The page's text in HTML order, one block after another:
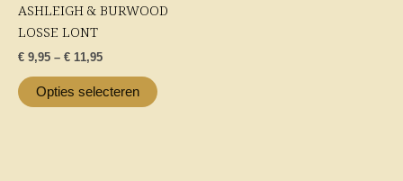
ASHLEIGH & BURWOOD
LOSSE LONT
€ 9,95 – € 11,95
€ 11,95
Opties selecteren
Deze
optie
kan